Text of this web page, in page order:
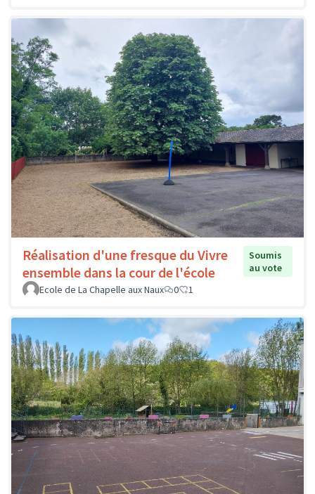
Réalisation d'une fresque du Vivre
ensemble dans la cour de l'école
Soumis
au vote
Ecole de La Chapelle aux Naux
0 1